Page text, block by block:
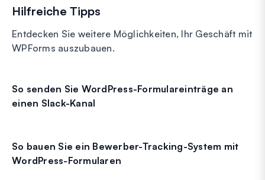
Hilfreiche Tipps
Entdecken Sie weitere Möglichkeiten, Ihr Geschäft mit
WPForms auszubauen.
So senden Sie WordPress-Formulareinträge an
einen Slack-Kanal
So bauen Sie ein Bewerber-Tracking-System mit
WordPress-Formularen